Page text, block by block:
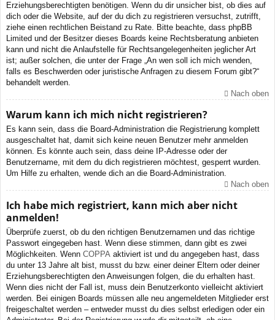
Erziehungsberechtigten benötigen. Wenn du dir unsicher bist, ob dies auf
dich oder die Website, auf der du dich zu registrieren versuchst, zutrifft,
ziehe einen rechtlichen Beistand zu Rate. Bitte beachte, dass phpBB
Limited und der Besitzer dieses Boards keine Rechtsberatung anbieten
kann und nicht die Anlaufstelle für Rechtsangelegenheiten jeglicher Art
ist; außer solchen, die unter der Frage „An wen soll ich mich wenden,
falls es Beschwerden oder juristische Anfragen zu diesem Forum gibt?“
behandelt werden.
Nach oben
Warum kann ich mich nicht registrieren?
Es kann sein, dass die Board-Administration die Registrierung komplett
ausgeschaltet hat, damit sich keine neuen Benutzer mehr anmelden
können. Es könnte auch sein, dass deine IP-Adresse oder der
Benutzername, mit dem du dich registrieren möchtest, gesperrt wurden.
Um Hilfe zu erhalten, wende dich an die Board-Administration.
Nach oben
Ich habe mich registriert, kann mich aber nicht
anmelden!
Überprüfe zuerst, ob du den richtigen Benutzernamen und das richtige
Passwort eingegeben hast. Wenn diese stimmen, dann gibt es zwei
Möglichkeiten. Wenn COPPA aktiviert ist und du angegeben hast, dass
du unter 13 Jahre alt bist, musst du bzw. einer deiner Eltern oder deiner
Erziehungsberechtigten den Anweisungen folgen, die du erhalten hast.
Wenn dies nicht der Fall ist, muss dein Benutzerkonto vielleicht aktiviert
werden. Bei einigen Boards müssen alle neu angemeldeten Mitglieder erst
freigeschaltet werden – entweder musst du dies selbst erledigen oder ein